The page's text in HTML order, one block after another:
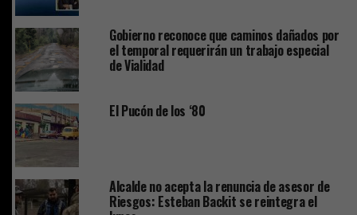
Gobierno reconoce que caminos dañados por
el temporal requerirán un trabajo especial
de Vialidad
El Pucón de los ‘80
Alcalde no acepta la renuncia de asesor de
Riesgos: Esteban Backit se reintegra el